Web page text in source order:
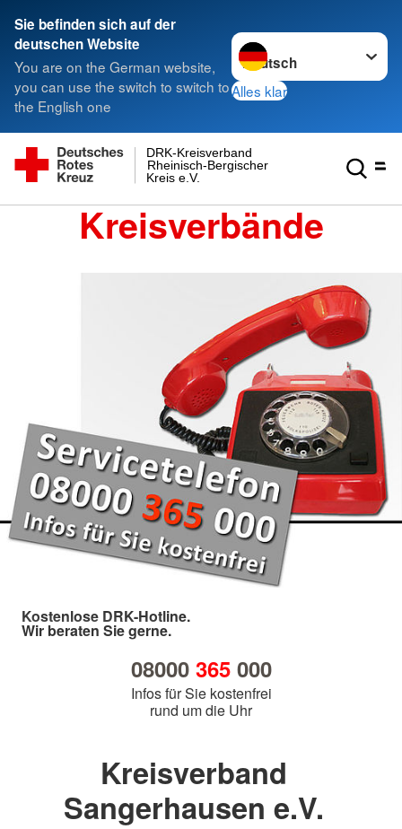
Sie befinden sich auf der
deutschen Website
You are on the German website,
you can use the switch to switch to
the English one
Sprache wechseln zu
Alles klar
Kreis e.V.
Rheinisch-Bergischer
DRK-Kreisverband
Kreisverbände
Kostenlose DRK-Hotline.
Wir beraten Sie gerne.
08000 365000
Infos für Sie kostenfrei
rund um die Uhr
Kreisverband
Sangerhausen e.V.